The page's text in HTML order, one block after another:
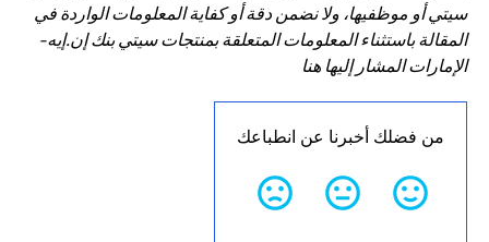
سيتي أو موظفيها، ولا نضمن دقة أو كفاية المعلومات الواردة في
المقالة باستثناء المعلومات المتعلقة بمنتجات سيتي بنك إن.إيه-
الإمارات المشار إليها هنا
من فضلك أخبرنا عن انطباعك